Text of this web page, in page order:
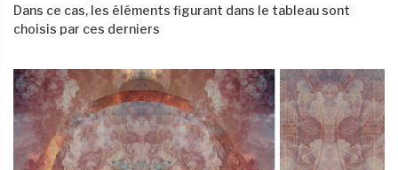
Dans ce cas, les éléments figurant dans le tableau sont
choisis par ces derniers